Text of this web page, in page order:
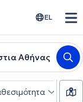
EL
Αθήνας